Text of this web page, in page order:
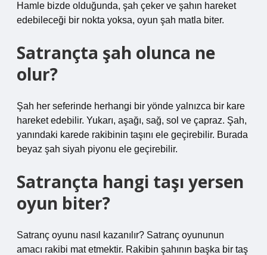
Hamle bizde olduğunda, şah çeker ve şahın hareket
edebileceği bir nokta yoksa, oyun şah matla biter.
Satrançta şah olunca ne
olur?
Şah her seferinde herhangi bir yönde yalnızca bir kare
hareket edebilir. Yukarı, aşağı, sağ, sol ve çapraz. Şah,
yanındaki karede rakibinin taşını ele geçirebilir. Burada
beyaz şah siyah piyonu ele geçirebilir.
Satrançta hangi taşı yersen
oyun biter?
Satranç oyunu nasıl kazanılır? Satranç oyununun
amacı rakibi mat etmektir. Rakibin şahının başka bir taş